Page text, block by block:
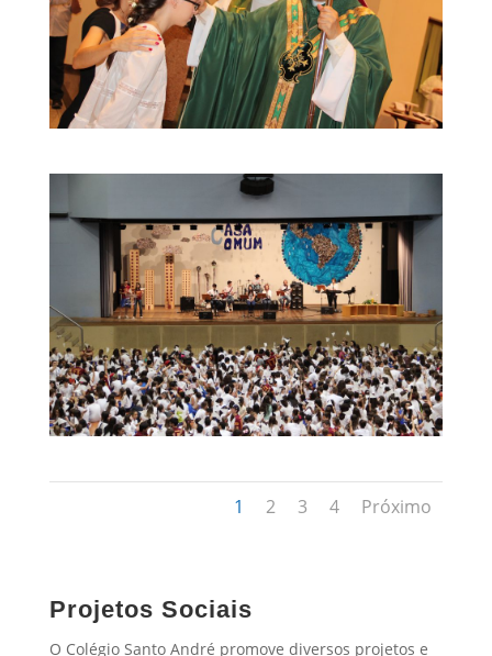
1 2 3 4 Próximo
Projetos Sociais
O Colégio Santo André promove diversos projetos e